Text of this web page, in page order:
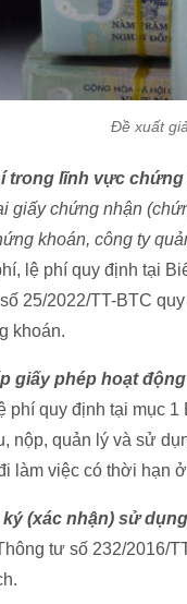
Đề xuất
trong lĩnh vực chứng
giấy chứng nhận
khoán, công ty
lệ phí quy định tại
25/2022/TT-BTC
khoán.
giấy phép hoạt
phí quy định tại mục
nộp, quản lý và sử
làm việc có thời hạn
(xác nhận) sử
tư số 232/2016/